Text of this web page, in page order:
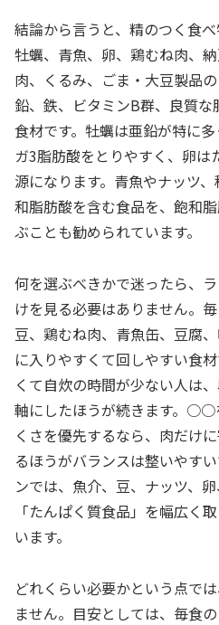
結論から言うと、精のつく食
牡蠣、青魚、卵、鶏むね肉、
肉、くるみ、ごま・大豆製品
鉛、鉄、ビタミンB群、良質
食材です。牡蠣は亜鉛が特に
ガ3脂肪酸をとりやすく、卵
源になります。青魚やナッツ
和脂肪酸を含む食品を、飽和
ぶことも勧められています。
何を選ぶべきかで迷ったら、
けを見る必要はありません。
豆、鶏むね肉、青魚缶、豆腐
に入りやすくて回しやすい食
くて自炊の時間が少ない人は
軸にしたほうが続きます。○○
くさを優先するなら、肉だけ
るほうがバランスは整いやす
ンでは、魚介、豆、ナッツ、
「たんぱく質食品」を幅広く
います。
どれくらい必要かという点で
ません。目安としては、毎食